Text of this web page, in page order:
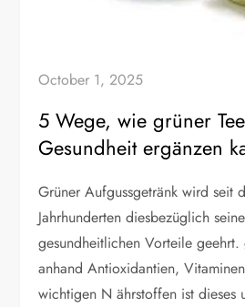
October 1, 2025
5 Wege, wie grüner
Gesundheit ergänzen
Grüner Aufgussgetränk wird seit
Jahrhunderten diesbezüglich
gesundheitlichen Vorteile
anhand Antioxidantien,
wichtigen N ährstoffen ist dieses